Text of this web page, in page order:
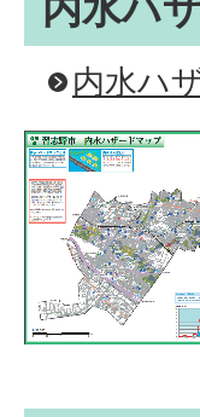
内水ハ